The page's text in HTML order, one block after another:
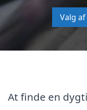
Valg
At finde en